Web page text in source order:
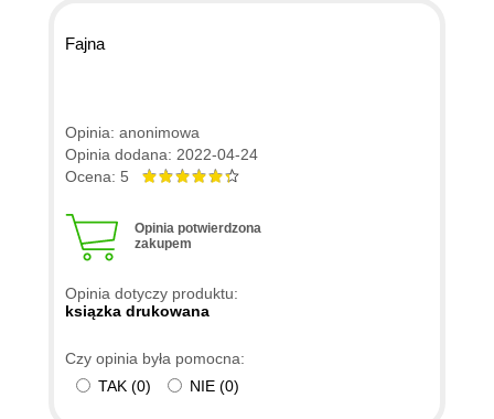
Fajna
Opinia: anonimowa
Opinia dodana: 2022-04-24
Ocena: 5
Opinia potwierdzona
zakupem
Opinia dotyczy produktu:
ksiązka drukowana
Czy opinia była pomocna:
TAK (0) NIE (0)